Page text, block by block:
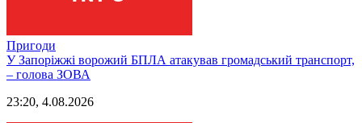
Пригоди
У Запоріжжі ворожий БПЛА атакував громадський транспорт,
– голова ЗОВА
23:20, 4.08.2026